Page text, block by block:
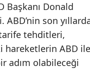
Başkanı Donald
son
tehditleri,
hareketlerin ABD ile
adım olabileceği